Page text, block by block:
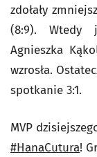
zdołały
(8:9). Wtedy
Agnieszka
wzrosła.
spotkanie 3:1.
MVP
#HanaCutura!